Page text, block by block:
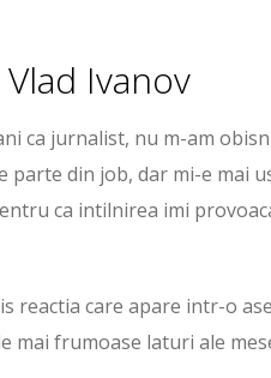
Ivanov
ca jurnalist, nu m-am
parte din job, dar mi-e mai
ca intilnirea imi
reactia care apare intr-o
mai frumoase laturi ale